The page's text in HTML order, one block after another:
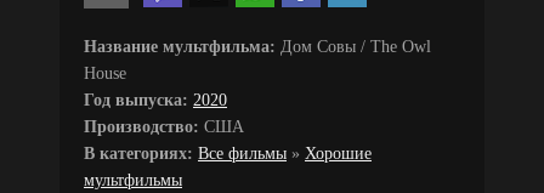
Название мультфильма: Дом Совы / The Owl
House
Год выпуска: 2020
Производство: США
В категориях: Все фильмы » Хорошие
мультфильмы